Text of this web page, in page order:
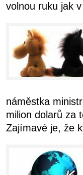
volnou ruku jak
náměstka
milion dolarů za
Zajímavé je, že